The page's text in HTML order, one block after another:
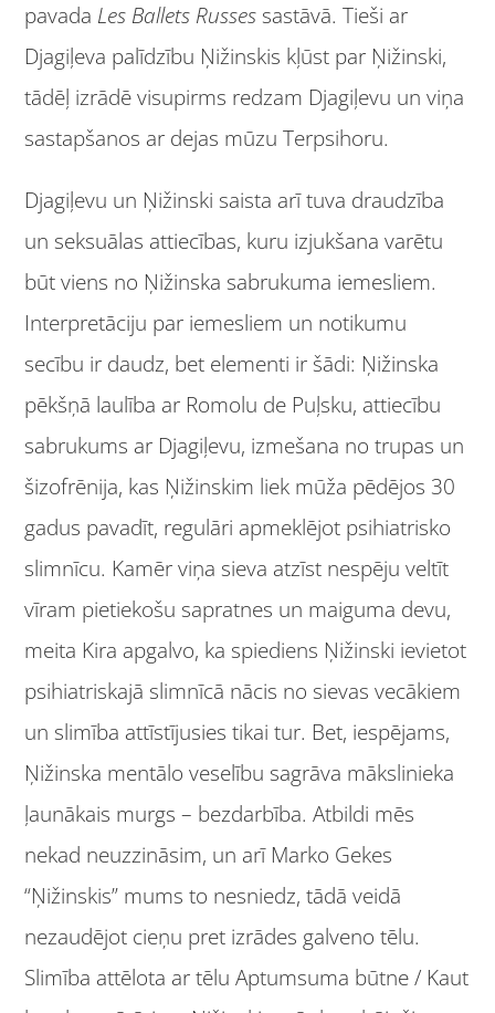
pavada Les Ballets Russes sastāvā. Tieši ar
Djagiļeva palīdzību Ņižinskis kļūst par Ņižinski,
tādēļ izrādē visupirms redzam Djagiļevu un viņa
sastapšanos ar dejas mūzu Terpsihoru.
Djagiļevu un Ņižinski saista arī tuva draudzība
un seksuālas attiecības, kuru izjukšana varētu
būt viens no Ņižinska sabrukuma iemesliem.
Interpretāciju par iemesliem un notikumu
secību ir daudz, bet elementi ir šādi: Ņižinska
pēkšņā laulība ar Romolu de Puļsku, attiecību
sabrukums ar Djagiļevu, izmešana no trupas un
šizofrēnija, kas Ņižinskim liek mūža pēdējos 30
gadus pavadīt, regulāri apmeklējot psihiatrisko
slimnīcu. Kamēr viņa sieva atzīst nespēju veltīt
vīram pietiekošu sapratnes un maiguma devu,
meita Kira apgalvo, ka spiediens Ņižinski ievietot
psihiatriskajā slimnīcā nācis no sievas vecākiem
un slimība attīstījusies tikai tur. Bet, iespējams,
Ņižinska mentālo veselību sagrāva mākslinieka
ļaunākais murgs – bezdarbība. Atbildi mēs
nekad neuzzināsim, un arī Marko Gekes
“Ņižinskis” mums to nesniedz, tādā veidā
nezaudējot cieņu pret izrādes galveno tēlu.
Slimība attēlota ar tēlu Aptumsuma būtne / Kaut